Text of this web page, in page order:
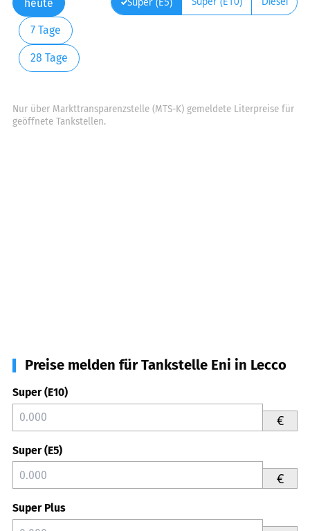
heute
7 Tage
28 Tage
Nur über Markttransparenzstelle (MTS-K) gemeldete Literpreise für
geöffnete Tankstellen.
Preise melden für Tankstelle Eni in Lecco
Super (E10)
€
Super (E5)
€
Super Plus